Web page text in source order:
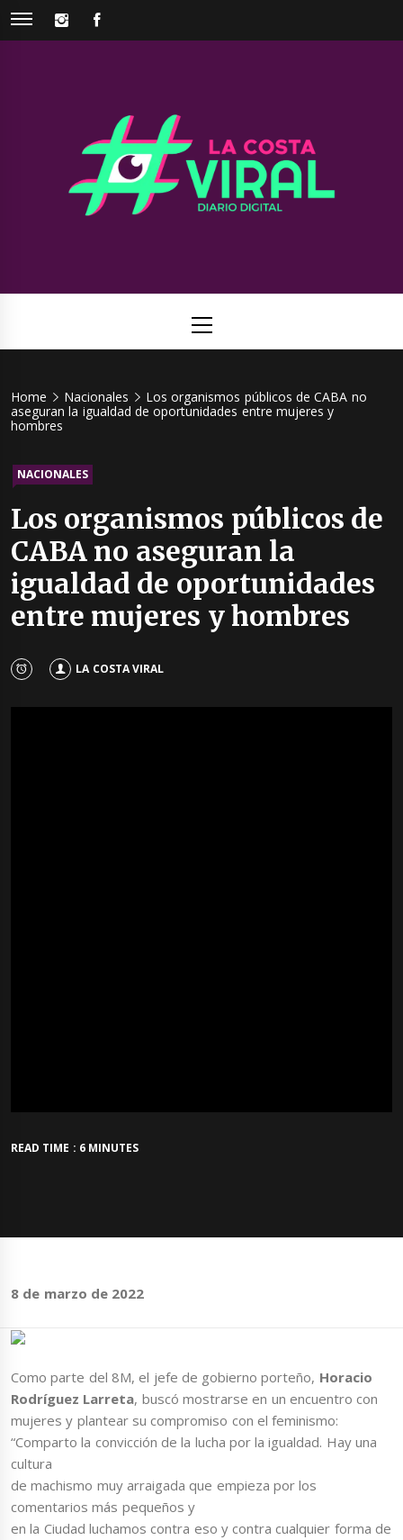
Skip
INSTAGRAM
Viral
Menu
Home Nacionales
Los organismos públicos de CABA no
aseguran la igualdad de oportunidades entre mujeres y
hombres
NACIONALES
Los organismos públicos de
CABA no aseguran la
igualdad de oportunidades
entre mujeres y hombres
LA COSTA VIRAL
READ TIME : 6 MINUTES
8 de marzo de 2022
Como parte del 8M, el jefe de gobierno porteño, Horacio
Rodríguez Larreta, buscó mostrarse en un encuentro con
mujeres y plantear su compromiso con el feminismo:
“Comparto la convicción de la lucha por la igualdad. Hay una
cultura
de machismo muy arraigada que empieza por los
comentarios más pequeños y
en la Ciudad luchamos contra eso y contra cualquier forma de